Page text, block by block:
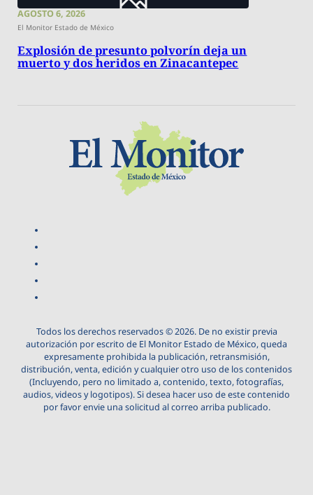
AGOSTO 6, 2026
El Monitor Estado de México
Explosión de presunto polvorín deja un
muerto y dos heridos en Zinacantepec
Todos los derechos reservados © 2026. De no existir previa
autorización por escrito de El Monitor Estado de México, queda
expresamente prohibida la publicación, retransmisión,
distribución, venta, edición y cualquier otro uso de los contenidos
(Incluyendo, pero no limitado a, contenido, texto, fotografías,
audios, videos y logotipos). Si desea hacer uso de este contenido
por favor envie una solicitud al correo arriba publicado.